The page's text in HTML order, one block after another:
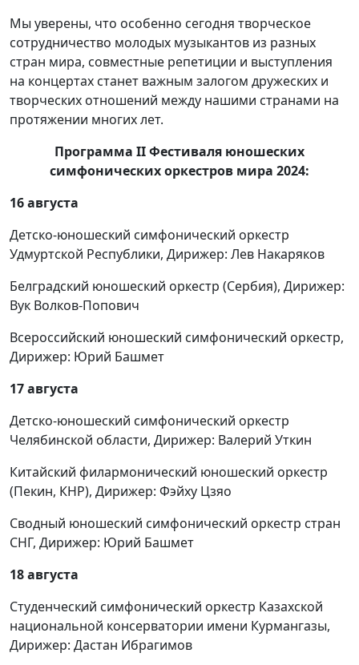
Мы уверены, что особенно сегодня творческое
сотрудничество молодых музыкантов из разных
стран мира, совместные репетиции и выступления
на концертах станет важным залогом дружеских и
творческих отношений между нашими странами на
протяжении многих лет.
Программа IIФестиваля юношеских
симфонических оркестров мира 2024:
16 августа
Детско-юношеский симфонический оркестр
Удмуртской Республики, Дирижер: Лев Накаряков
Белградский юношеский оркестр (Сербия), Дирижер:
Вук Волков-Попович
Всероссийский юношеский симфонический оркестр,
Дирижер: Юрий Башмет
17 августа
Детско-юношеский симфонический оркестр
Челябинской области, Дирижер: Валерий Уткин
Китайский филармонический юношеский оркестр
(Пекин, КНР), Дирижер: Фэйху Цзяо
Сводный юношеский симфонический оркестр стран
СНГ, Дирижер: Юрий Башмет
18 августа
Студенческий симфонический оркестр Казахской
национальной консерватории имени Курмангазы,
Дирижер: Дастан Ибрагимов